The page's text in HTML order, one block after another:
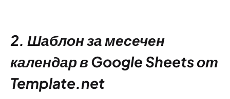
2. Шаблон за месечен
календар в Google Sheets от
Template.net